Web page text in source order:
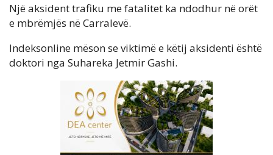
Një aksident trafiku me fatalitet ka ndodhur në orët
e mbrëmjës në Carralevë.
Indeksonline mëson se viktimë e këtij aksidenti është
doktori nga Suhareka Jetmir Gashi.